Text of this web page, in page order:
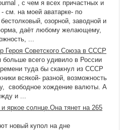
, с чем я всех причастных и
см. на моей аватарке- по
озорной, заводной и
даёт любому желающему,
...
Героя Советского Союза в СССР
всего удивило в России
туда бы скакнул из СССР
всякой- разной, возможность
свободное хождение валюты. А
и ...
яркое солнце.Она тянет на 265
новый купол на дне